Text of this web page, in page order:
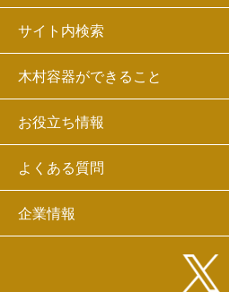
サイト内検索
木村容器ができること
お役立ち情報
よくある質問
企業情報